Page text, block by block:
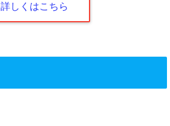
詳しくはこちら